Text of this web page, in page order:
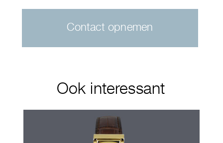
Contact opnemen
Ook interessant